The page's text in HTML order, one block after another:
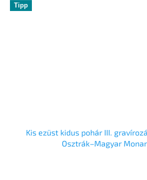
Tipp
Kis ezüst kidus pohár III.
Osztrák–Magyar